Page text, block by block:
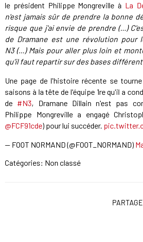
le président Philippe Mongreville à La
n'est jamais sûr de prendre la bonne
risque que j'ai envie de prendre (...)
de Dramane est une révolution pour
N3 (...) Mais pour aller plus loin et
qu'il faut repartir sur des bases
Une page de l'histoire récente se
saisons à la tête de l'équipe 1re qu'il a
de #N3, Dramane Dillain n'est pas
Philippe Mongreville a engagé
@FCF91cde) pour lui succéder.
— FOOT NORMAND (@FOOT_NORMAND)
Catégories: Non classé